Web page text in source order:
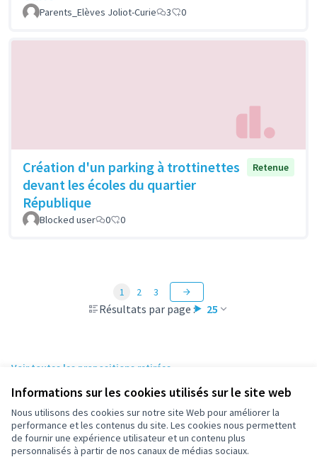
Informations sur les cookies utilisés sur le site web
Nous utilisons des cookies sur notre site Web pour améliorer la
performance et les contenus du site. Les cookies nous permettent
de fournir une expérience utilisateur et un contenu plus
personnalisés à partir de nos canaux de médias sociaux.
Parents_Elèves Joliot-Curie 3 0
Création d'un parking à trottinettes
devant les écoles du quartier
République
Retenue
Blocked user 0 0
Résultats par page : 25
1 2 3
Voir toutes les propositions retirées
Conditions d'utilisation
Paramètres des cookies
participez.nanterre.fr sur X
participez.nanterre.fr sur Facebook
participez.nanterre.fr sur Instagram
participez.nanterre.fr sur YouTube
participez.nanterre.fr sur GitHub